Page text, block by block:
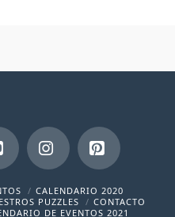
InstagramPinterest
CALENDARIO 2020
PUZZLES
CONTACTO
DE EVENTOS 2021